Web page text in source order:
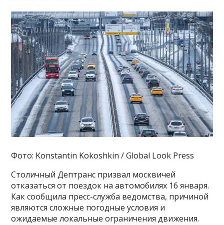
Фото: Konstantin Kokoshkin / Global Look Press
Столичный Дептранс призвал москвичей
отказаться от поездок на автомобилях 16 января.
Как сообщила пресс-служба ведомства, причиной
являются сложные погодные условия и
ожидаемые локальные ограничения движения.